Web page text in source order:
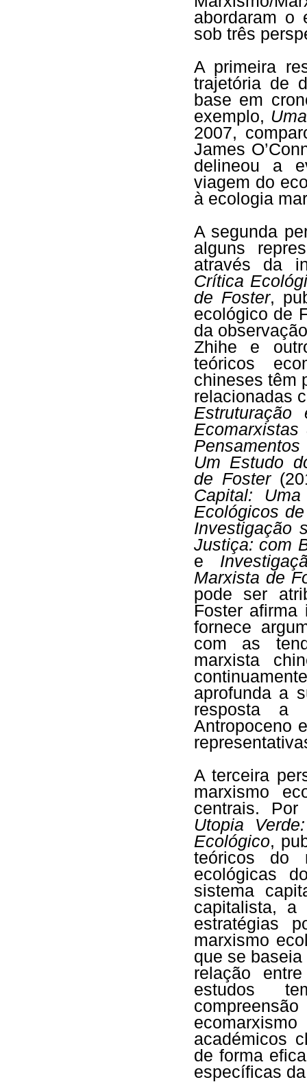
abordaram o
sob três
A primeira
trajetória de
base em
exemplo,
2007,
James
delineou a
viagem do
à ecologia
A segunda
alguns
através da
Crítica
de Foster,
ecológico de
da
Zhihe e
teóricos
chineses têm
relacionadas
Ecomarxistas
Um Estudo
de Foster
Capital:
Ecológicos
Investigação
Justiça: com
e
Marxista de
pode ser
Foster afirma
fornece
com as
marxista
aprofunda a
resposta a
Antropoceno
A terceira
marxismo
centrais.
Utopia
Ecológico,
teóricos do
ecológicas
sistema
capitalista,
estratégias
marxismo
que se
relação
estudos
académicos
de forma
específicas